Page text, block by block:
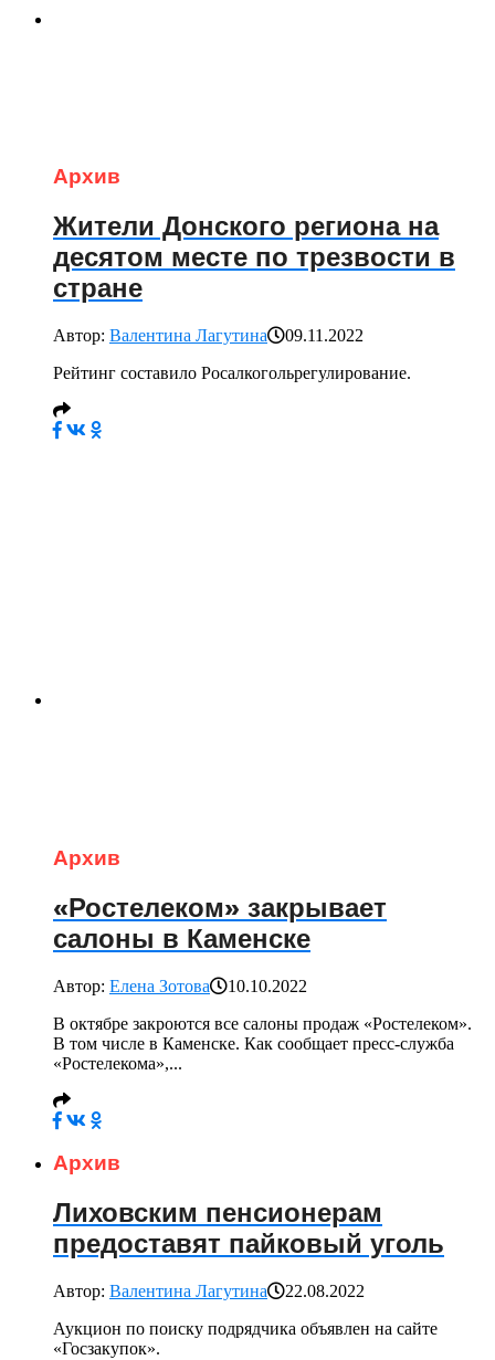
Архив
Жители Донского региона на
десятом месте по трезвости в
стране
Автор: Валентина Лагутина
09.11.2022
Рейтинг составило Росалкогольрегулирование.
Архив
«Ростелеком» закрывает
салоны в Каменске
Автор: Елена Зотова
10.10.2022
В октябре закроются все салоны продаж «Ростелеком».
В том числе в Каменске. Как сообщает пресс-служба
«Ростелекома»,...
Архив
Лиховским пенсионерам
предоставят пайковый уголь
Автор: Валентина Лагутина
22.08.2022
Аукцион по поиску подрядчика объявлен на сайте
«Госзакупок».